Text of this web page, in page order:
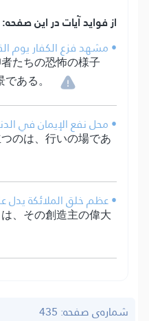
از فواید آیات در این صفحه:
• مشهد فزع الكفار يوم
たちの恐怖の様子
ある。
• محل نفع الإيمان في
のは、行いの場であ
• عظم خلق الملائكة
、その創造主の偉大
شماره‌ى صفحه: 435